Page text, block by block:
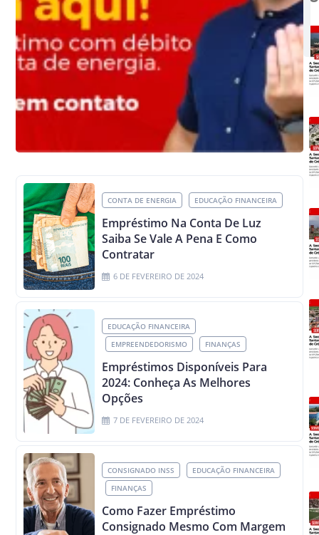
CONTA DE ENERGIA EDUCAÇÃO FINANCEIRA
Empréstimo Na Conta De Luz
Saiba Se Vale A Pena E Como
Contratar
6 DE FEVEREIRO DE 2024
EDUCAÇÃO FINANCEIRA
EMPREENDEDORISMO
FINANÇAS
Empréstimos Disponíveis Para
2024: Conheça As Melhores
Opções
7 DE FEVEREIRO DE 2024
CONSIGNADO INSS
EDUCAÇÃO FINANCEIRA
FINANÇAS
Como Fazer Empréstimo
Consignado Mesmo Com Margem